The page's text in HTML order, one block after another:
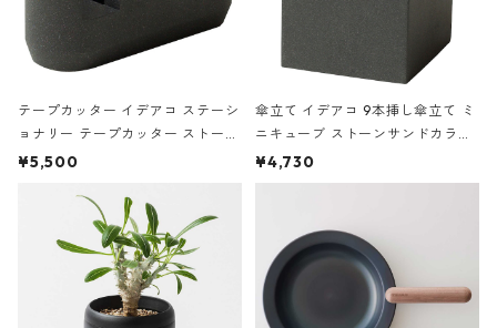
テープカッター イデアコ ステーシ
ョナリー テープカッター ストーン
サンドカラー 石調 ideaco Station
¥5,500
傘立て イデアコ 9本挿し傘立て ミ
ニキューブ ストーンサンドカラー
石調 ideaco Umbrella Stand CUB
E ストーンサンドブラック
¥4,730